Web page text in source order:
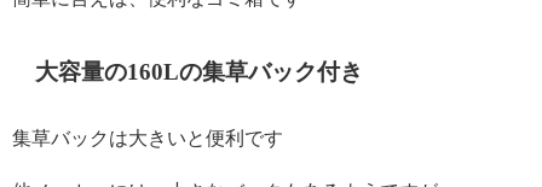
大容量の160Lの集草バック付き
集草バックは大きいと便利です